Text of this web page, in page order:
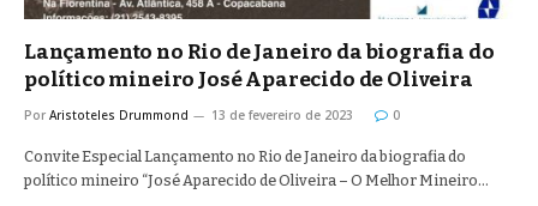
Lançamento no Rio de Janeiro da biografia do
político mineiro José Aparecido de Oliveira
Por Aristoteles Drummond 13 de fevereiro de 2023 0
Convite Especial Lançamento no Rio de Janeiro da biografia do
político mineiro “José Aparecido de Oliveira – O Melhor Mineiro…